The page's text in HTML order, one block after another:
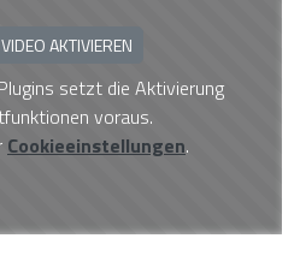
AKTIVIEREN
setzt die Aktivierung
voraus.
Cookieeinstellungen.